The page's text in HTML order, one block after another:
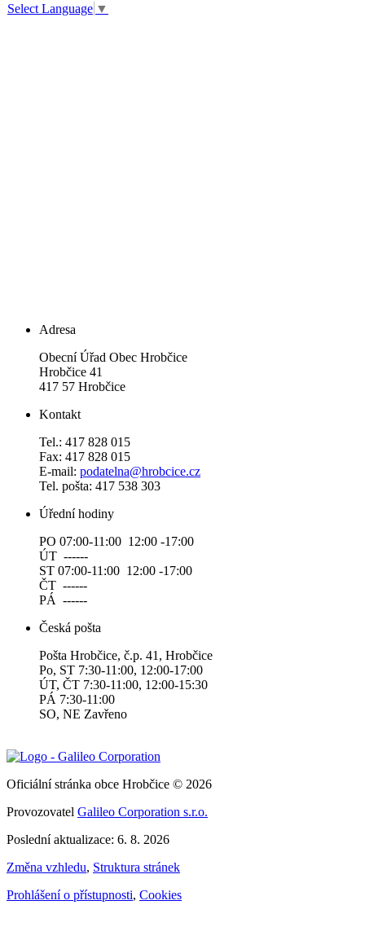
Select Language ▼
Adresa
Obecní Úřad Obec Hrobčice
Hrobčice 41
417 57 Hrobčice
Kontakt
Tel.: 417 828 015
Fax: 417 828 015
E-mail: podatelna@hrobcice.cz
Tel. pošta: 417 538 303
Úřední hodiny
PO 07:00-11:00 12:00 -17:00
ÚT ------
ST 07:00-11:00 12:00 -17:00
ČT ------
PÁ ------
Česká pošta
Pošta Hrobčice, č.p. 41, Hrobčice
Po, ST 7:30-11:00, 12:00-17:00
ÚT, ČT 7:30-11:00, 12:00-15:30
PÁ 7:30-11:00
SO, NE Zavřeno
Oficiální stránka obce Hrobčice © 2026
Provozovatel Galileo Corporation s.r.o.
Poslední aktualizace: 6. 8. 2026
Změna vzhledu, Struktura stránek
Prohlášení o přístupnosti, Cookies